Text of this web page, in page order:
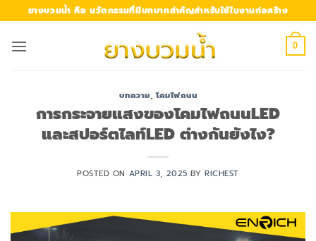
to
content
ยางบวมน้ำ คือ นวัตกรรมที่มีบทบาทสำคัญสำหรับใช้ในงานก่อสร้าง
0
บทความ,โคมไฟถนน
การกระจายแสงของโคมไฟถนนLED
และสปอร์ตไลท์LED ต่างกันยังไง?
POSTED ON APRIL 3, 2025 BYRICHEST